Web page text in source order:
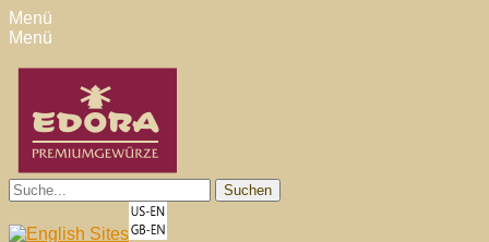
Menü
Menü
EDORA Gewürze
der Experte für exotische Gewürze
Suche
für: